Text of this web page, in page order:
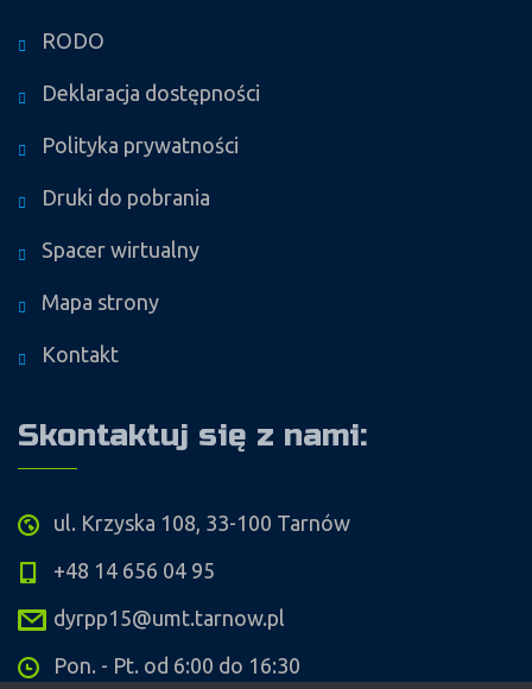
RODO
Deklaracja dostępności
Polityka prywatności
Druki do pobrania
Spacer wirtualny
Mapa strony
Kontakt
Skontaktuj się z nami:
ul. Krzyska 108, 33-100 Tarnów
+48 14 656 04 95
dyrpp15@umt.tarnow.pl
Pon. - Pt. od 6:00 do 16:30